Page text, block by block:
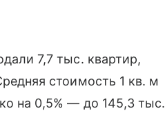
7,7 тыс. квартир,
стоимость 1 кв. м
на 0,5% — до 145,3 тыс.